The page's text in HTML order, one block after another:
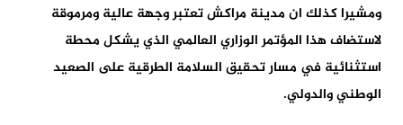
ومشيرا كذلك ان مدينة مراكش تعتبر وجهة عالية ومرموقة
لاستضاف هذا المؤتمر الوزاري العالمي الذي يشكل محطة
استثنائية في مسار تحقيق السلامة الطرقية على الصعيد
الوطني والدولي.